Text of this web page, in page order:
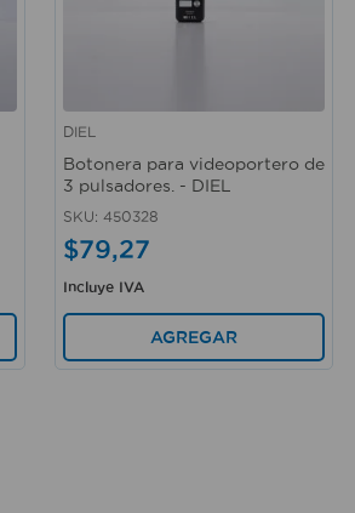
Vista rápida
DIEL
Botonera para videoportero de
3 pulsadores. - DIEL
SKU: 450328
$79,27
Incluye IVA
AGREGAR